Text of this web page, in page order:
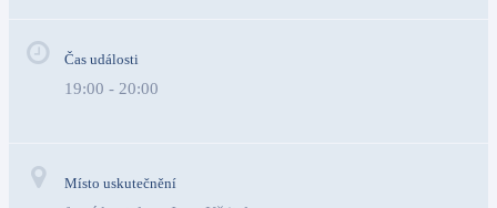
Čas události
19:00 - 20:00
Místo uskutečnění